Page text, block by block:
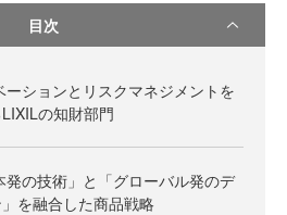
目次
ーションとリスクマネジメントを
の知財部門
発の技術」と「グローバル発のデ
を融合した商品戦略